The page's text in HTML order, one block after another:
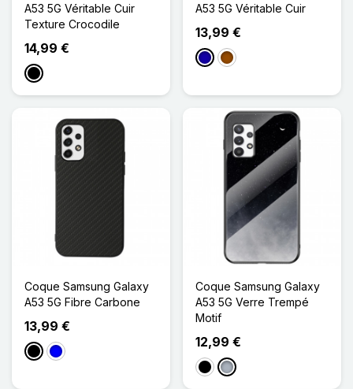
A53 5G Véritable Cuir
Texture Crocodile
14,99 €
Noir
A53 5G Véritable Cuir
13,99 €
Bleu Foncé
Marron
Coque Samsung Galaxy
A53 5G Fibre Carbone
13,99 €
NoirBleu
Coque Samsung Galaxy
A53 5G Verre Trempé
Motif
12,99 €
NoirGris